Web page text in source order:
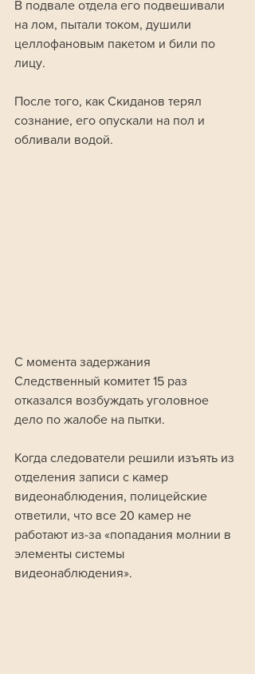
В подвале отдела его подвешивали
на лом, пытали током, душили
целлофановым пакетом и били по
лицу.
После того, как Скиданов терял
сознание, его опускали на пол и
обливали водой.
С момента задержания
Следственный комитет 15 раз
отказался возбуждать уголовное
дело по жалобе на пытки.
Когда следователи решили изъять из
отделения записи с камер
видеонаблюдения, полицейские
ответили, что все 20 камер не
работают из-за «попадания молнии в
элементы системы
видеонаблюдения».